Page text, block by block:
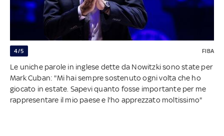
4/5 FIBA
Le uniche parole in inglese dette da Nowitzki sono state per
Mark Cuban: "Mi hai sempre sostenuto ogni volta che ho
giocato in estate. Sapevi quanto fosse importante per me
rappresentare il mio paese e l'ho apprezzato moltissimo"